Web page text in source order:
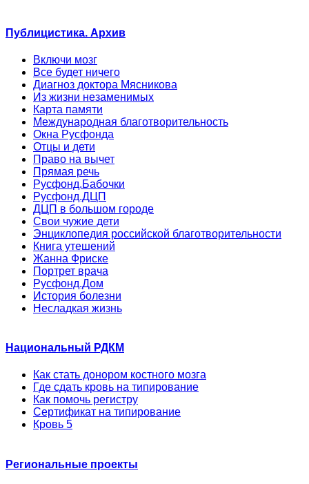
Публицистика. Архив
Включи мозг
Все будет ничего
Диагноз доктора Мясникова
Из жизни незаменимых
Карта памяти
Международная благотворительность
Окна Русфонда
Отцы и дети
Право на вычет
Прямая речь
Русфонд.Бабочки
Русфонд.ДЦП
ДЦП в большом городе
Свои чужие дети
Энциклопедия российской благотворительности
Книга утешений
Жанна Фриске
Портрет врача
Русфонд.Дом
История болезни
Несладкая жизнь
Национальный РДКМ
Как стать донором костного мозга
Где сдать кровь на типирование
Как помочь регистру
Сертификат на типирование
Кровь 5
Региональные проекты